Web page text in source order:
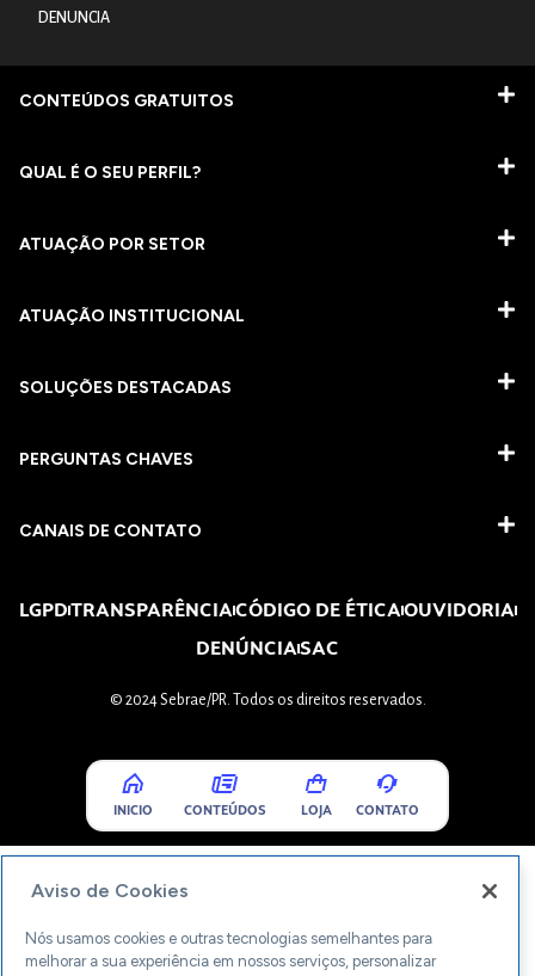
DENUNCIA
CONTEÚDOS GRATUITOS
QUAL É O SEU PERFIL?
ATUAÇÃO POR SETOR
ATUAÇÃO INSTITUCIONAL
SOLUÇÕES DESTACADAS
PERGUNTAS CHAVES​
CANAIS DE CONTATO
LGPDTRANSPARÊNCIACÓDIGO DE ÉTICAOUVIDORIA
DENÚNCIASAC
© 2024 Sebrae/PR. Todos os direitos reservados.
INICIO CONTEÚDOS LOJA CONTATO
Aviso de Cookies
Nós usamos cookies e outras tecnologias semelhantes para
melhorar a sua experiência em nossos serviços, personalizar